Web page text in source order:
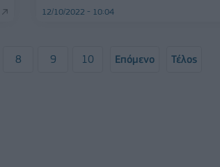
12/10/2022 - 10:04
8 9 10 Επόμενο Τέλος